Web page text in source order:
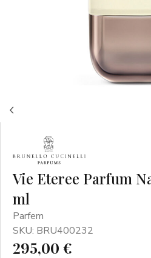
Vie Eteree Parfum
ml
Parfem
SKU: BRU400232
295,00 €